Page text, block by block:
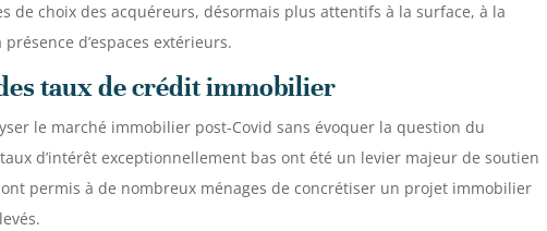
de choix des acquéreurs, désormais plus attentifs à la surface, à la
d’espaces extérieurs.
taux de crédit immobilier
le marché immobilier post-Covid sans évoquer la question du
d’intérêt exceptionnellement bas ont été un levier majeur de soutien
permis à de nombreux ménages de concrétiser un projet immobilier